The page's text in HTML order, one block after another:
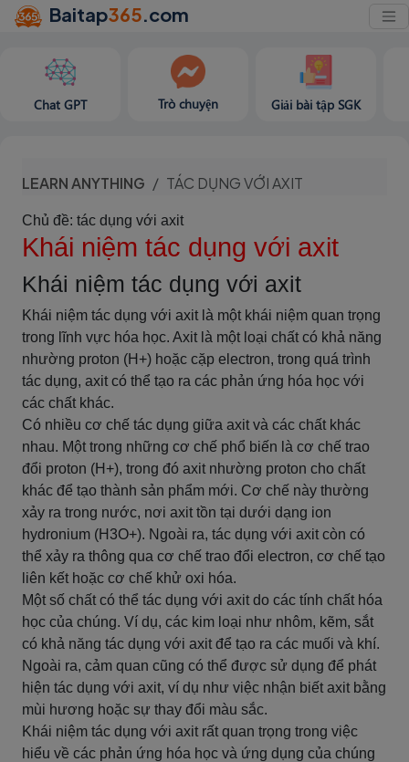
Baitap365.com
Chat GPT Trò chuyện Giải bài tập SGK
LEARN ANYTHING TÁC DỤNG VỚI AXIT
Chủ đề: tác dụng với axit
Khái niệm tác dụng với axit
Khái niệm tác dụng với axit
Khái niệm tác dụng với axit là một khái niệm quan trọng
trong lĩnh vực hóa học. Axit là một loại chất có khả năng
nhường proton (H+) hoặc cặp electron, trong quá trình
tác dụng, axit có thể tạo ra các phản ứng hóa học với
các chất khác.
Có nhiều cơ chế tác dụng giữa axit và các chất khác
nhau. Một trong những cơ chế phổ biến là cơ chế trao
đổi proton (H+), trong đó axit nhường proton cho chất
khác để tạo thành sản phẩm mới. Cơ chế này thường
xảy ra trong nước, nơi axit tồn tại dưới dạng ion
hydronium (H3O+). Ngoài ra, tác dụng với axit còn có
thể xảy ra thông qua cơ chế trao đổi electron, cơ chế tạo
liên kết hoặc cơ chế khử oxi hóa.
Một số chất có thể tác dụng với axit do các tính chất hóa
học của chúng. Ví dụ, các kim loại như nhôm, kẽm, sắt
có khả năng tác dụng với axit để tạo ra các muối và khí.
Ngoài ra, cảm quan cũng có thể được sử dụng để phát
hiện tác dụng với axit, ví dụ như việc nhận biết axit bằng
mùi hương hoặc sự thay đổi màu sắc.
Khái niệm tác dụng với axit rất quan trọng trong việc
hiểu về các phản ứng hóa học và ứng dụng của chúng